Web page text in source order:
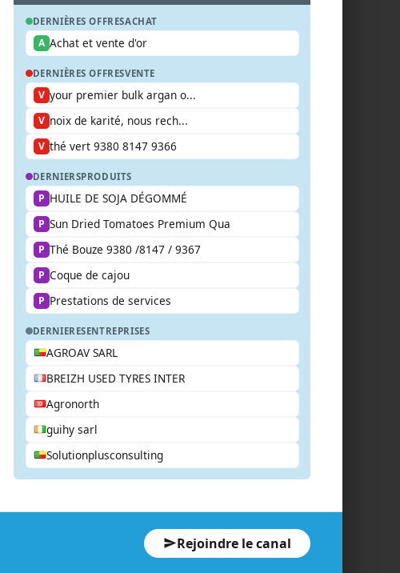
DERNIÈRES OFFRESACHAT
A Achat et vente d'or
DERNIÈRES OFFRESVENTE
V your premier bulk argan o...
V noix de karité, nous rech...
V thé vert 9380 8147 9366
DERNIERSPRODUITS
P HUILE DE SOJA DÉGOMMÉ
P Sun Dried Tomatoes Premium Qua
P Thé Bouze 9380 /8147 / 9367
P Coque de cajou
P Prestations de services
DERNIERESENTREPRISES
AGROAV SARL
BREIZH USED TYRES INTER
Agronorth
guihy sarl
Solutionplusconsulting
Rejoindre le canal